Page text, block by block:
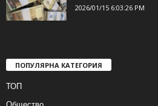
2026/01/15 6:03:26 PM
ПОПУЛЯРНА КАТЕГОРИЯ
ТОП
Общество